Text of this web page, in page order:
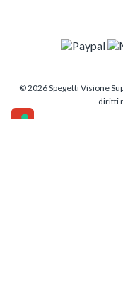
© 2026 Spegetti Visione
diritti